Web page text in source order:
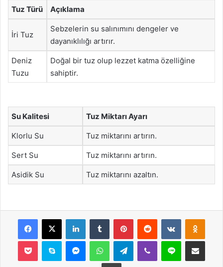
Tuz Türü Açıklama
İri Tuz
Sebzelerin su salınımını dengeler ve
dayanıklılığı artırır.
Deniz
Tuzu
Doğal bir tuz olup lezzet katma özelliğine
sahiptir.
Su Kalitesi Tuz Miktarı Ayarı
Klorlu Su Tuz miktarını artırın.
Sert Su Tuz miktarını artırın.
Asidik Su Tuz miktarını azaltın.
Facebook
X LinkedInTumblr PinterestReddit VKontakte
Pocket Skype MessengerWhatsAppTelegramViber Line E-Posta ile
Yazdır